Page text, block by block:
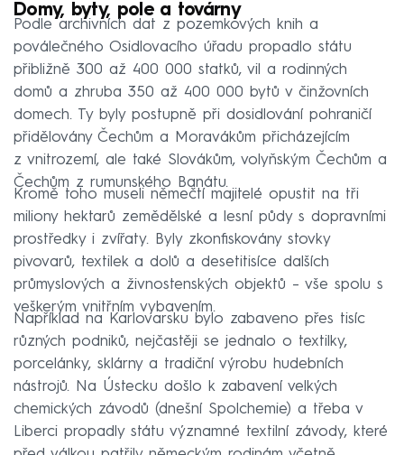
Domy, byty, pole a továrny
Podle archivních dat z pozemkových knih a
poválečného Osidlovacího úřadu propadlo státu
přibližně 300 až 400 000 statků, vil a rodinných
domů a zhruba 350 až 400 000 bytů v činžovních
domech. Ty byly postupně při dosidlování pohraničí
přidělovány Čechům a Moravákům přicházejícím
z vnitrozemí, ale také Slovákům, volyňským Čechům a
Čechům z rumunského Banátu.
Kromě toho museli němečtí majitelé opustit na tři
miliony hektarů zemědělské a lesní půdy s dopravními
prostředky i zvířaty. Byly zkonfiskovány stovky
pivovarů, textilek a dolů a desetitisíce dalších
průmyslových a živnostenských objektů – vše spolu s
veškerým vnitřním vybavením.
Například na Karlovarsku bylo zabaveno přes tisíc
různých podniků, nejčastěji se jednalo o textilky,
porcelánky, sklárny a tradiční výrobu hudebních
nástrojů. Na Ústecku došlo k zabavení velkých
chemických závodů (dnešní Spolchemie) a třeba v
Liberci propadly státu významné textilní závody, které